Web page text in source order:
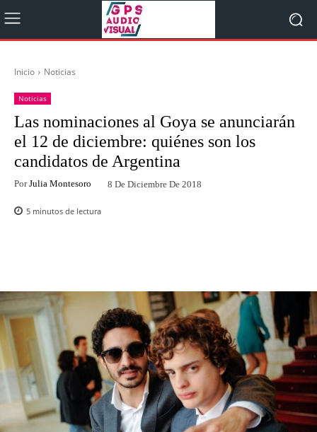
Inicio Noticias
Noticias
Las nominaciones al Goya se anunciarán
el 12 de diciembre: quiénes son los
candidatos de Argentina
Por Julia Montesoro 8 De Diciembre De 2018
5 minutos de lectura